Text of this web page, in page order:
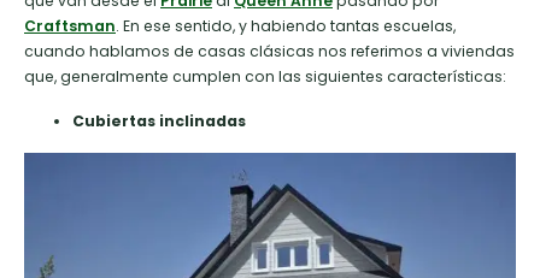
Craftsman. En ese sentido, y habiendo tantas escuelas,
cuando hablamos de casas clásicas nos referimos a viviendas
que, generalmente cumplen con las siguientes características:
Cubiertas inclinadas